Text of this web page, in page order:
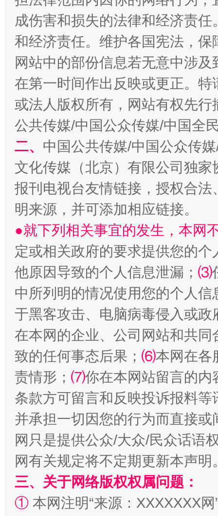
受贿1.44亿！段成刚被判无期 从幼
全民健身五年计划来了！等你上场
阿坝州三大球赛在茂县开幕 规模
成伤害和损失的法律和经济责
和经济责任。维护各国宪法，
网站中的部份信息若无意中涉
在第一时间作出反映或更正。
或法人版权所有，网站有权先
公共传媒/中国公众传媒/中国全
二、 中国公共传媒/中国公众传
文化传媒（北京）有限公司独
报刊电视台友情链接，授权合
明来源，并可添加相应链接。
●就下列相关事宜的发生，本网
定或相关政府的要求提供您的个
他原因导致的个人信息泄漏； ⑶
中所列明的情况使用您的个人
于黑客攻击、电脑病毒侵入或
在本网的企业、公司网站和共
致的任何事态后果； ⑹本网在各
责情形； ⑺你在本网站留言的内
条款方可留言和反映投诉报料
并承担一切因您的行为而直接
网只是提供公众/大众/民众话语
网有关规定将不定期更新本声明
三、关于网络版权权属问题：
① 本网注明“来源：XXXXXXX